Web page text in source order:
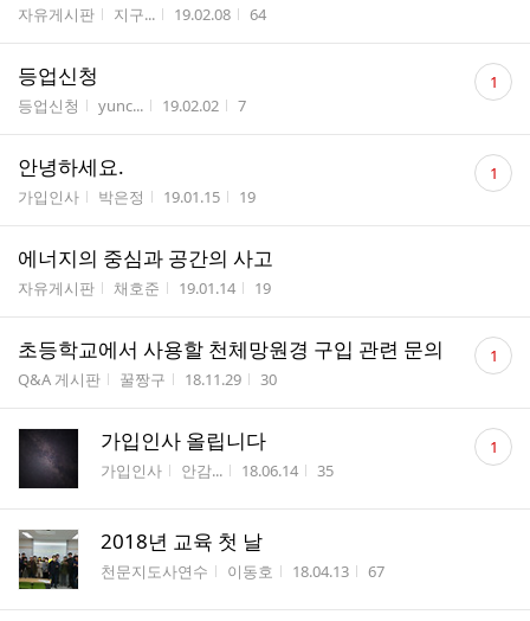
게시판명
자유게시판 작성자
지구... 작성시간
19.02.08 조회수
64
등업신청
게시판명
등업신청 작성자
yunc... 작성시간
19.02.02 조회수
7
댓
글 1
안녕하세요.
게시판명
가입인사 작성자
박은정 작성시간
19.01.15 조회수
19
댓
글 1
에너지의 중심과 공간의 사고
게시판명
자유게시판 작성자
채호준 작성시간
19.01.14 조회수
19
초등학교에서 사용할 천체망원경 구입 관련 문의
게시판명
Q&A 게시판 작성자
꿀짱구 작성시간
18.11.29 조회수
30
댓
글 1
가입인사 올립니다
게시판명
가입인사 작성자
안감... 작성시간
18.06.14 조회수
35
댓
글 1
2018년 교육 첫 날
게시판명
천문지도사연수 작성자
이동호 작성시간
18.04.13 조회수
67